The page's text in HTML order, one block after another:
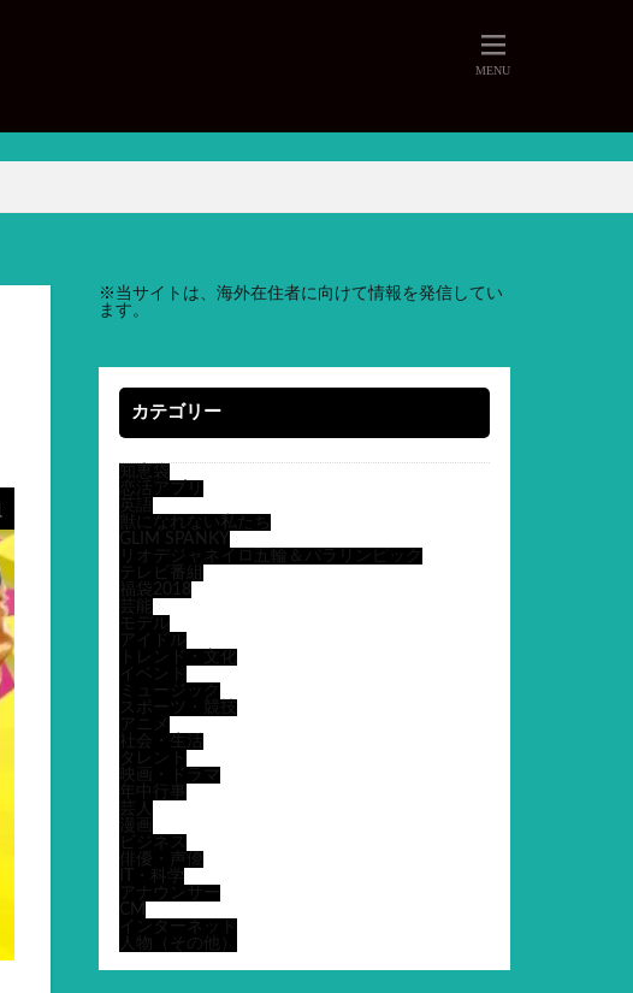
※ 当サイトは、海外在住者に向けて情報を発信してい
ます。
カテゴリー
知恵袋
恋活アプリ
英語
獣になれない私たち
GLIM SPANKY
リオデジャネイロ五輪＆パラリンピック
テレビ番組
福袋2018
モデル
アイドル
トレンド・文化
イベント
ミュージック
スポーツ・競技
アニメ
社会・生活
タレント
映画・ドラマ
芸人
ビジネス
俳優・声優
IT・科学
アナウンサー
CM
インターネット
人物（その他）